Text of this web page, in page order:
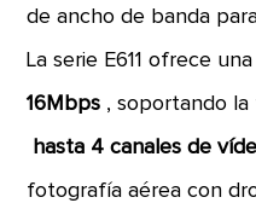
de ancho de banda
La serie E611 ofrece una
16Mbps , soportando la
hasta 4 canales de
fotografía aérea con